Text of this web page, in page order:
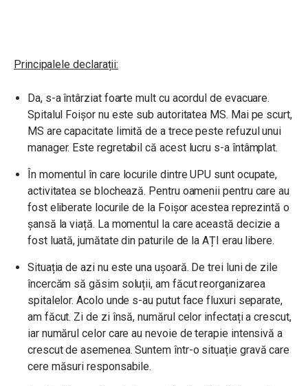
Principalele declarații:
Da, s-a întârziat foarte mult cu acordul de evacuare.
Spitalul Foișor nu este sub autoritatea MS. Mai pe scurt,
MS are capacitate limită de a trece peste refuzul unui
manager. Este regretabil că acest lucru s-a întâmplat.
În momentul în care locurile dintre UPU sunt ocupate,
activitatea se blochează. Pentru oamenii pentru care au
fost eliberate locurile de la Foișor acestea reprezintă o
șansă la viață. La momentul la care această decizie a
fost luată, jumătate din paturile de la AȚI erau libere.
Situația de azi nu este una ușoară. De trei luni de zile
încercăm să găsim soluții, am făcut reorganizarea
spitalelor. Acolo unde s-au putut face fluxuri separate,
am făcut. Zi de zi însă, numărul celor infectați a crescut,
iar numărul celor care au nevoie de terapie intensivă a
crescut de asemenea. Suntem într-o situație gravă care
cere măsuri responsabile.